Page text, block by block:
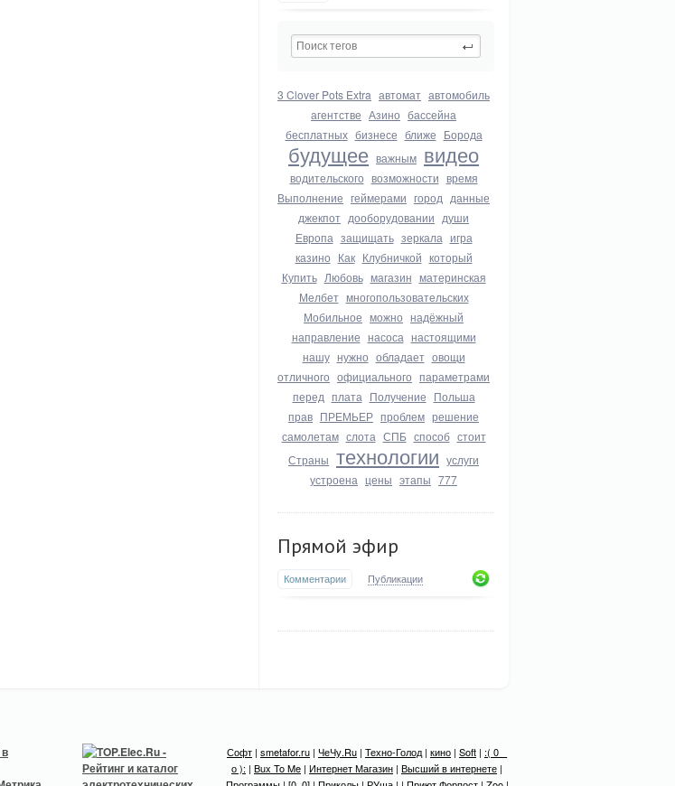
3 Clover Pots Extra автомат автомобиль
агентстве Азино бассейна
бесплатных бизнесе ближе Борода
будущее важным видео
водительского возможности время
Выполнение геймерами город данные
джекпот дооборудовании души
Европа защищать зеркала игра
казино Как Клубничкой который
Купить Любовь магазин материнская
Мелбет многопользовательских
Мобильное можно надёжный
направление насоса настоящими
нашу нужно обладает овощи
отличного официального параметрами
перед плата Получение Польша
прав ПРЕМЬЕР проблем решение
самолетам слота СПБ способ стоит
Страны технологии услуги
устроена цены этапы 777
Прямой эфир
Комментарии Публикации
Софт | smetafor.ru | ЧеЧу.Ru | Техно-Голод | кино | Soft | :( 0 _
о ): | Bux To Me | Интернет Магазин | Высший в интернете |